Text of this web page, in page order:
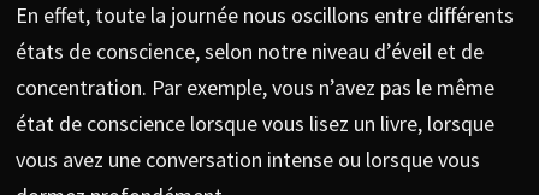
En effet, toute la journée nous oscillons entre différents
états de conscience, selon notre niveau d’éveil et de
concentration. Par exemple, vous n’avez pas le même
état de conscience lorsque vous lisez un livre, lorsque
vous avez une conversation intense ou lorsque vous